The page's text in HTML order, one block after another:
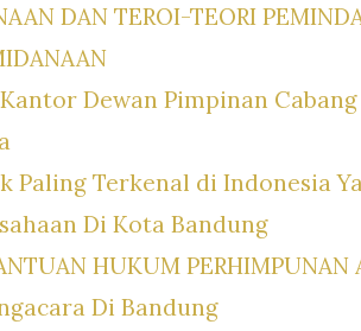
DAN TEROI-TEORI
Dewan Pimpinan Cabang
Paling Terkenal di Indonesia
Di Kota Bandung
HUKUM
Di Bandung